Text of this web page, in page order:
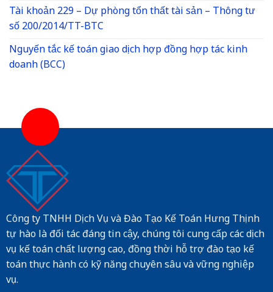
Tài khoản 229 – Dự phòng tổn thất tài sản – Thông tư
số 200/2014/TT-BTC
Nguyến tắc kế toán giao dịch hợp đồng hợp tác kinh
doanh (BCC)
Công ty TNHH Dịch Vụ và Đào Tạo Kế Toán Hưng Thịnh
tự hào là đối tác đáng tin cậy, chúng tôi cung cấp các dịch
vụ kế toán chất lượng cao, đồng thời hỗ trợ đào tạo kế
toán thực hành có kỹ năng chuyên sâu và vững nghiệp
vụ.